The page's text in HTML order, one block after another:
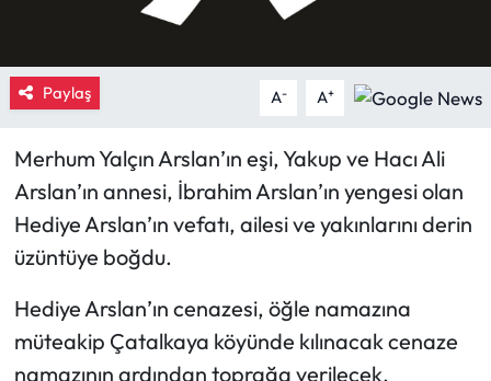
Paylaş A- A+
Merhum Yalçın Arslan’ın eşi, Yakup ve Hacı Ali
Arslan’ın annesi, İbrahim Arslan’ın yengesi olan
Hediye Arslan’ın vefatı, ailesi ve yakınlarını derin
üzüntüye boğdu.
Hediye Arslan’ın cenazesi, öğle namazına
müteakip Çatalkaya köyünde kılınacak cenaze
namazının ardından toprağa verilecek.
İskilip Haberleri
Kargı Haberleri
Kültür Sanat
Laçin Haberleri
Magazin